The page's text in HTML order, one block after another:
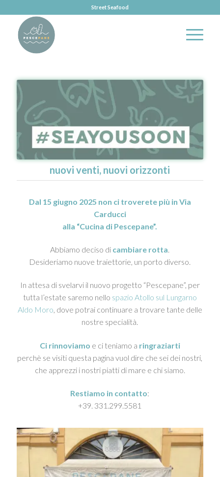
Street Seafood
nuovi venti, nuovi orizzonti
Dal 15 giugno 2025 non ci troverete più in Via
Carducci
alla “Cucina di Pescepane”.
Abbiamo deciso di cambiare rotta.
Desideriamo nuove traiettorie, un porto diverso.
In attesa di svelarvi il nuovo progetto “Pescepane”, per
tutta l’estate saremo nello spazio Atollo sul Lungarno
Aldo Moro, dove potrai continuare a trovare tante delle
nostre specialità.
Ci rinnoviamo e ci teniamo a ringraziarti
perchè se visiti questa pagina vuol dire che sei dei nostri,
che apprezzi i nostri piatti di mare e chi siamo.
Restiamo in contatto:
+39. 331.299.5581